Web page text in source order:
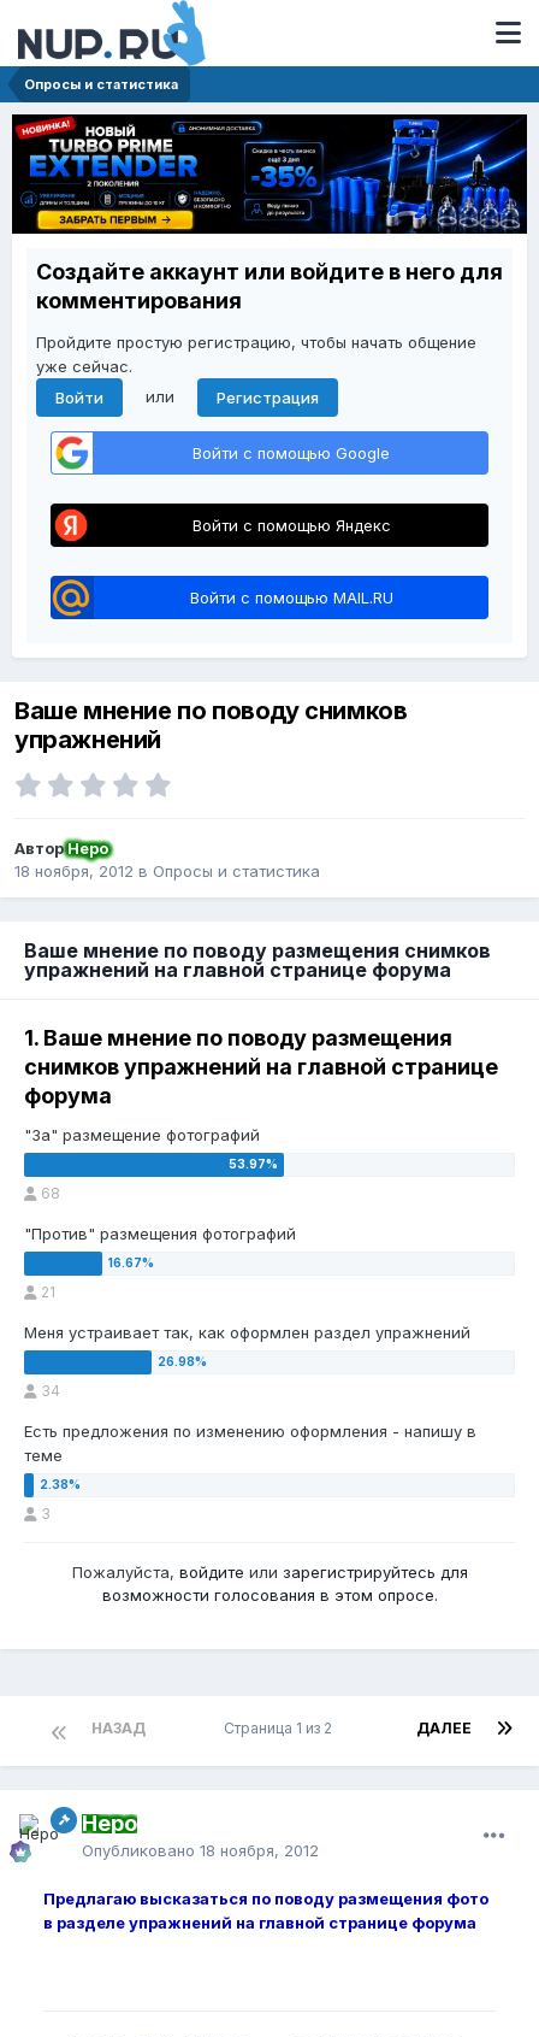
Опросы и статистика
Создайте аккаунт или войдите в него для
комментирования
Пройдите простую регистрацию, чтобы начать общение
уже сейчас.
Войти
или Регистрация
Войти с помощью Google
Войти с помощью Яндекс
Войти с помощью MAIL.RU
Ваше мнение по поводу снимков
упражнений
АвторНеро
18 ноября, 2012 в Опросы и статистика
Ваше мнение по поводу размещения снимков
упражнений на главной странице форума
1. Ваше мнение по поводу размещения
снимков упражнений на главной странице
форума
"За" размещение фотографий
68
"Против" размещения фотографий
21
Меня устраивает так, как оформлен раздел упражнений
34
Есть предложения по изменению оформления - напишу в
теме
3
Пожалуйста, войдите или зарегистрируйтесь для
возможности голосования в этом опросе.
НАЗАД ДАЛЕЕ
Страница 1 из 2
Неро
Опубликовано 18 ноября, 2012
Предлагаю высказаться по поводу размещения фото
в разделе упражнений на главной странице форума